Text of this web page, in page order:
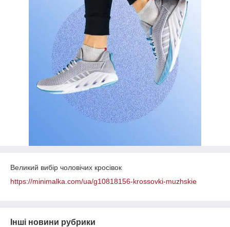
Великий вибір чоловічих кросівок
https://minimalka.com/ua/g10818156-krossovki-muzhskie
Інші новини рубрики